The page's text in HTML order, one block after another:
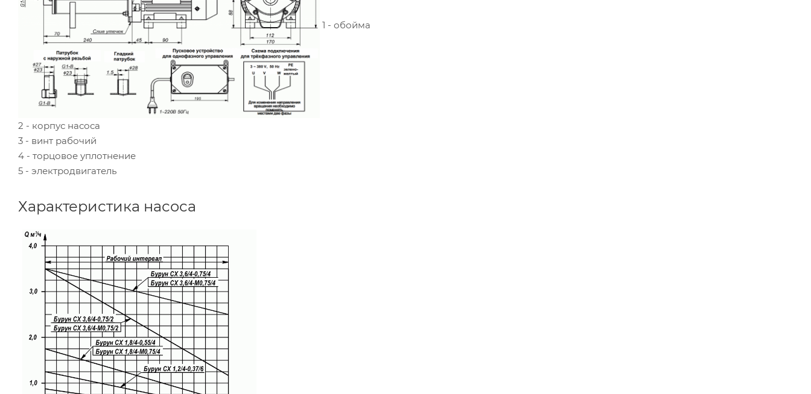
1 - обойма
2 - корпус насоса
3 - винт рабочий
4 - торцовое уплотнение
5 - электродвигатель
Характеристика насоса